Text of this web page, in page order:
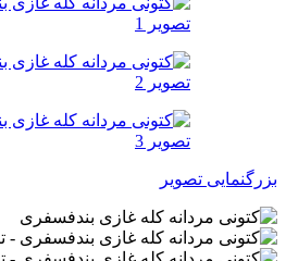
بزرگنمایی تصویر